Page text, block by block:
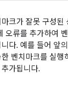
크가 잘못 구성된
오류를 추가하여
다. 예를 들어 앞
벤치마크를 실행
추가됩니다.